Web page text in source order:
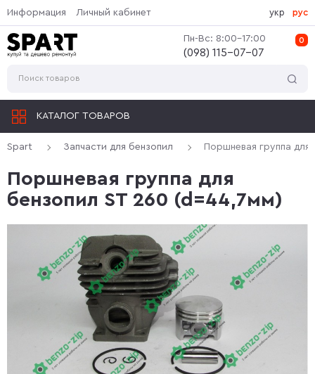
Информация Личный кабинет
0
Пн-Вс: 8:00-17:00
(‎098) 115-07-07
укр рус
КАТАЛОГ ТОВАРОВ
Spart Запчасти для бензопил Поршневая группа для
Поршневая группа для
бензопил ST 260 (d=44,7мм)